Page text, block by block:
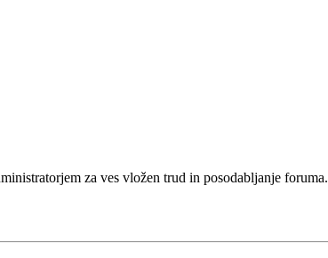
za ves vložen trud in posodabljanje foruma.